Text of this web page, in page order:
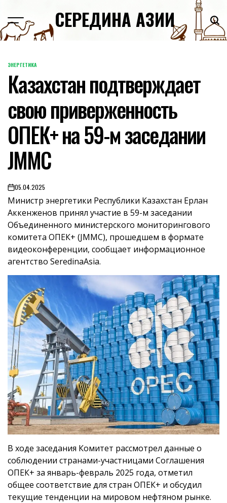
content
СЕРЕДИНА АЗИИ
POSTED
IN
ЭНЕРГЕТИКА
Казахстан подтверждает
свою приверженность
ОПЕК+ на 59-м заседании
JMMC
on05.04.2025
Министр энергетики Республики Казахстан Ерлан
Аккенженов принял участие в 59-м заседании
Объединенного министерского мониторингового
комитета ОПЕК+ (JMMC), прошедшем в формате
видеоконференции, сообщает информационное
агентство SeredinaAsia.
В ходе заседания Комитет рассмотрел данные о
соблюдении странами-участницами Соглашения
ОПЕК+ за январь-февраль 2025 года, отметил
общее соответствие для стран ОПЕК+ и обсудил
текущие тенденции на мировом нефтяном рынке.